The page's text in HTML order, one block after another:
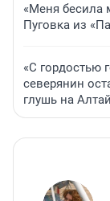
«Меня бесила
Пуговка из
«С гордостью
северянин
глушь на Алтай